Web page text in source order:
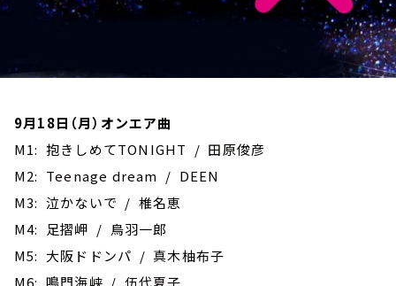
9月18日（月）オンエア曲
M1: 抱きしめてTONIGHT / 田原俊彦
M2: Teenage dream / DEEN
M3: 泣かないで / 椎名恵
M4: 足摺岬 / 鳥羽一郎
M5: 大阪ドドンパ / 真木柚布子
M6: 鳴門海峡 / 伍代夏子